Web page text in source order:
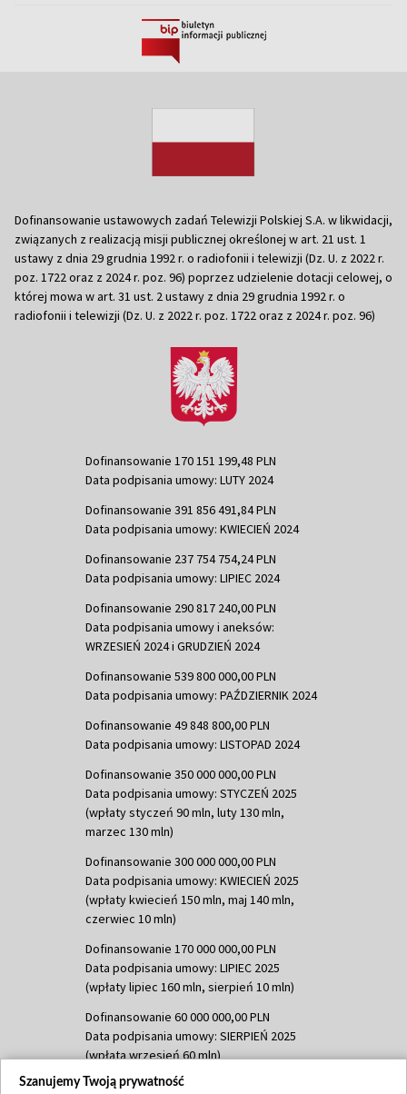
Dofinansowanie ustawowych zadań Telewizji Polskiej S.A. w likwidacji,
związanych z realizacją misji publicznej określonej w art. 21 ust. 1
ustawy z dnia 29 grudnia 1992 r. o radiofonii i telewizji (Dz. U. z 2022 r.
poz. 1722 oraz z 2024 r. poz. 96) poprzez udzielenie dotacji celowej, o
której mowa w art. 31 ust. 2 ustawy z dnia 29 grudnia 1992 r. o
radiofonii i telewizji (Dz. U. z 2022 r. poz. 1722 oraz z 2024 r. poz. 96)
Dofinansowanie 170 151 199,48 PLN
Data podpisania umowy: LUTY 2024
Dofinansowanie 391 856 491,84 PLN
Data podpisania umowy: KWIECIEŃ 2024
Dofinansowanie 237 754 754,24 PLN
Data podpisania umowy: LIPIEC 2024
Dofinansowanie 290 817 240,00 PLN
Data podpisania umowy i aneksów:
WRZESIEŃ 2024 i GRUDZIEŃ 2024
Dofinansowanie 539 800 000,00 PLN
Data podpisania umowy: PAŹDZIERNIK 2024
Dofinansowanie 49 848 800,00 PLN
Data podpisania umowy: LISTOPAD 2024
Dofinansowanie 350 000 000,00 PLN
Data podpisania umowy: STYCZEŃ 2025
(wpłaty styczeń 90 mln, luty 130 mln,
marzec 130 mln)
Dofinansowanie 300 000 000,00 PLN
Data podpisania umowy: KWIECIEŃ 2025
(wpłaty kwiecień 150 mln, maj 140 mln,
czerwiec 10 mln)
Dofinansowanie 170 000 000,00 PLN
Data podpisania umowy: LIPIEC 2025
(wpłaty lipiec 160 mln, sierpień 10 mln)
Dofinansowanie 60 000 000,00 PLN
Data podpisania umowy: SIERPIEŃ 2025
(wpłata wrzesień 60 mln)
Dofinansowanie 635 783 051,21 PLN
Szanujemy Twoją prywatność